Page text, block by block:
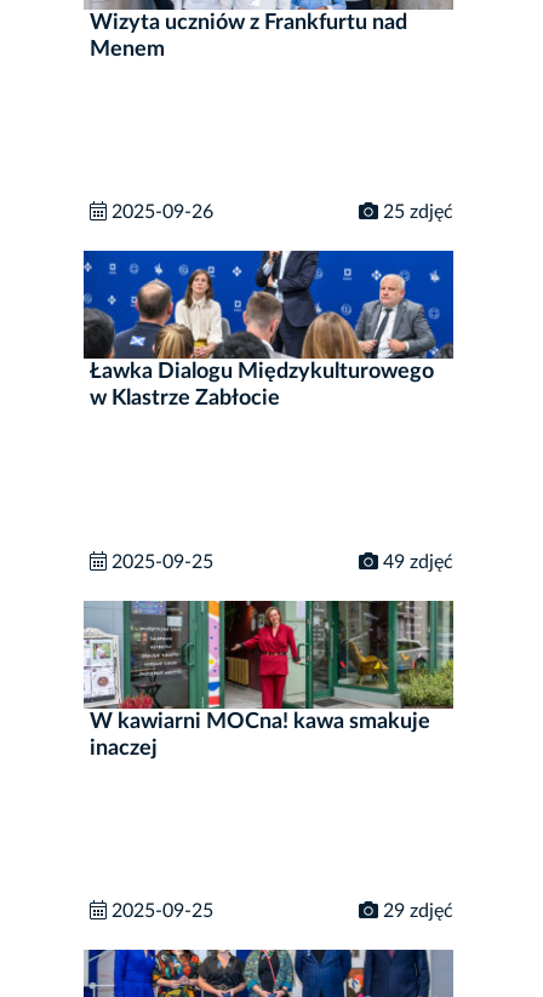
Wizyta uczniów z Frankfurtu nad
Menem
2025-09-26 25 zdjęć
Ławka Dialogu Międzykulturowego
w Klastrze Zabłocie
2025-09-25 49 zdjęć
W kawiarni MOCna! kawa smakuje
inaczej
2025-09-25 29 zdjęć